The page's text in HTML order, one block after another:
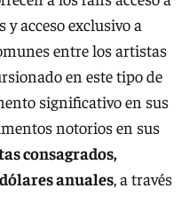
acceso exclusivo a
entre los artistas
en este tipo de
significativo en sus
notorios en sus
consagrados,
anuales , a través